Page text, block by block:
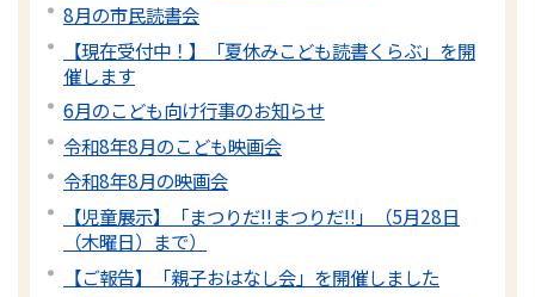
8月の市民読書会
【現在受付中！】「夏休みこども読書くらぶ」を開
催します
6月のこども向け行事のお知らせ
令和8年8月のこども映画会
令和8年8月の映画会
【児童展示】「まつりだ!!まつりだ!!」（5月28日
（木曜日）まで）
【ご報告】「親子おはなし会」を開催しました